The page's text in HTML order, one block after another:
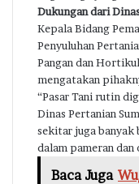
Dukungan dari
Kepala Bidang
Penyuluhan
Pangan dan
mengatakan
“Pasar Tani rutin
Dinas Pertanian
sekitar juga banyak
dalam pameran dan
Baca Juga